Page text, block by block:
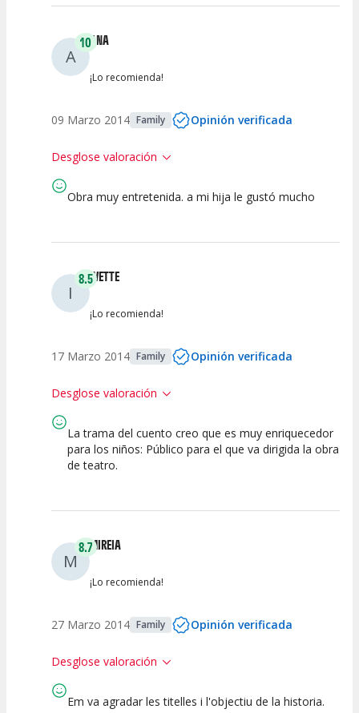
Espectáculo
Precio
Escena
artística
A
10ANA
¡Lo recomienda!
09 Marzo 2014 Family Opinión verificada
Desglose valoración
10
Espectáculo
10
Precio
10
Escena
10
artística
Obra muy entretenida. a mi hija le gustó mucho
I
8.5IVETTE
¡Lo recomienda!
17 Marzo 2014 Family Opinión verificada
Desglose valoración
8
Calidad del
10 8 8
La trama del cuento creo que es muy enriquecedor
para los niños: Público para el que va dirigida la obra
de teatro.
M
8.7MIREIA
¡Lo recomienda!
27 Marzo 2014 Family Opinión verificada
Desglose valoración
9 8 9 9
Em va agradar les titelles i l'objectiu de la historia.